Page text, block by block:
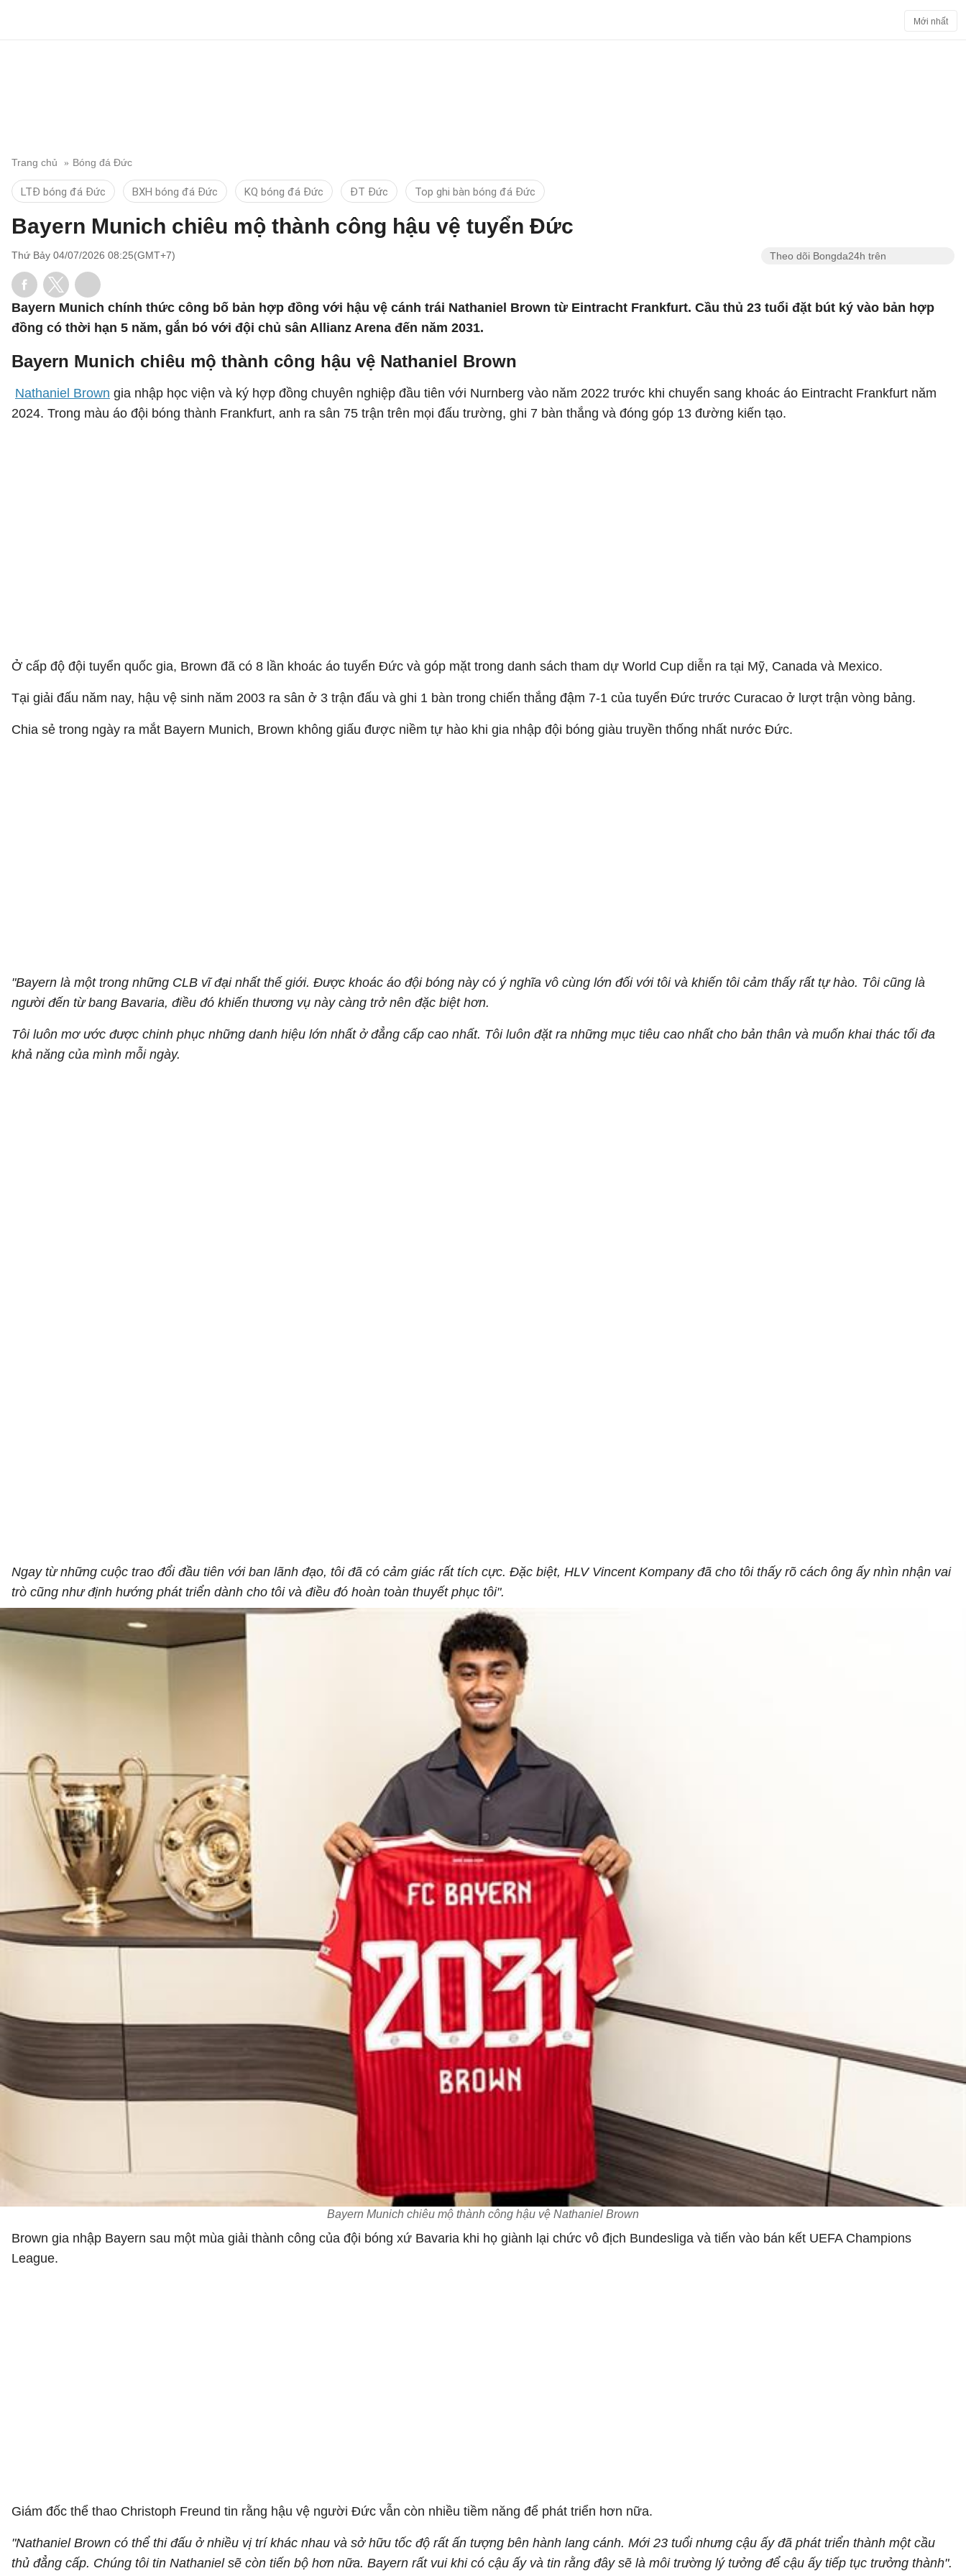
Mới nhất
Trang chủ Bóng đá Đức
LTĐ bóng đá Đức BXH bóng đá Đức KQ bóng đá Đức ĐT Đức Top ghi bàn bóng đá Đức
Bayern Munich chiêu mộ thành công hậu vệ tuyển Đức
Thứ Bảy 04/07/2026 08:25(GMT+7) Theo dõi Bongda24h trên
Bayern Munich chính thức công bố bản hợp đồng với hậu vệ cánh trái Nathaniel Brown từ Eintracht Frankfurt. Cầu thủ 23 tuổi đặt bút ký vào bản hợp
đồng có thời hạn 5 năm, gắn bó với đội chủ sân Allianz Arena đến năm 2031.
Bayern Munich chiêu mộ thành công hậu vệ Nathaniel Brown
Nathaniel Brown gia nhập học viện và ký hợp đồng chuyên nghiệp đầu tiên với Nurnberg vào năm 2022 trước khi chuyển sang khoác áo Eintracht Frankfurt năm
2024. Trong màu áo đội bóng thành Frankfurt, anh ra sân 75 trận trên mọi đấu trường, ghi 7 bàn thắng và đóng góp 13 đường kiến tạo.
Ở cấp độ đội tuyển quốc gia, Brown đã có 8 lần khoác áo tuyển Đức và góp mặt trong danh sách tham dự World Cup diễn ra tại Mỹ, Canada và Mexico.
Tại giải đấu năm nay, hậu vệ sinh năm 2003 ra sân ở 3 trận đấu và ghi 1 bàn trong chiến thắng đậm 7-1 của tuyển Đức trước Curacao ở lượt trận vòng bảng.
Chia sẻ trong ngày ra mắt Bayern Munich, Brown không giấu được niềm tự hào khi gia nhập đội bóng giàu truyền thống nhất nước Đức.
"Bayern là một trong những CLB vĩ đại nhất thế giới. Được khoác áo đội bóng này có ý nghĩa vô cùng lớn đối với tôi và khiến tôi cảm thấy rất tự hào. Tôi cũng là
người đến từ bang Bavaria, điều đó khiến thương vụ này càng trở nên đặc biệt hơn.
Tôi luôn mơ ước được chinh phục những danh hiệu lớn nhất ở đẳng cấp cao nhất. Tôi luôn đặt ra những mục tiêu cao nhất cho bản thân và muốn khai thác tối đa
khả năng của mình mỗi ngày.
Ngay từ những cuộc trao đổi đầu tiên với ban lãnh đạo, tôi đã có cảm giác rất tích cực. Đặc biệt, HLV Vincent Kompany đã cho tôi thấy rõ cách ông ấy nhìn nhận vai
trò cũng như định hướng phát triển dành cho tôi và điều đó hoàn toàn thuyết phục tôi".
Bayern Munich chiêu mộ thành công hậu vệ Nathaniel Brown
Brown gia nhập Bayern sau một mùa giải thành công của đội bóng xứ Bavaria khi họ giành lại chức vô địch Bundesliga và tiến vào bán kết UEFA Champions
League.
Giám đốc thể thao Christoph Freund tin rằng hậu vệ người Đức vẫn còn nhiều tiềm năng để phát triển hơn nữa.
"Nathaniel Brown có thể thi đấu ở nhiều vị trí khác nhau và sở hữu tốc độ rất ấn tượng bên hành lang cánh. Mới 23 tuổi nhưng cậu ấy đã phát triển thành một cầu
thủ đẳng cấp. Chúng tôi tin Nathaniel sẽ còn tiến bộ hơn nữa. Bayern rất vui khi có cậu ấy và tin rằng đây sẽ là môi trường lý tưởng để cậu ấy tiếp tục trưởng thành".